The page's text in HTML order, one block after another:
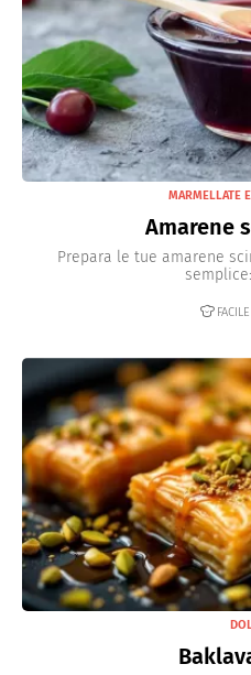
MARMELLATE
Amarene
Prepara le tue amarene
FACILE